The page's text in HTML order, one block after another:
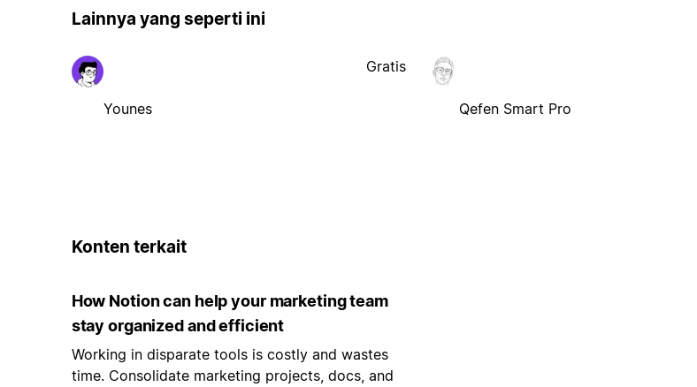
Lainnya yang seperti ini
Younes
Gratis
Qefen Smart Pro
Konten terkait
How Notion can help your marketing team
stay organized and efficient
Working in disparate tools is costly and wastes
time. Consolidate marketing projects, docs, and